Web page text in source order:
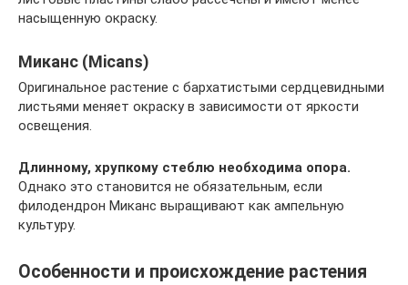
насыщенную окраску.
Миканс (Micans)
Оригинальное растение с бархатистыми сердцевидными
листьями меняет окраску в зависимости от яркости
освещения.
Длинному, хрупкому стеблю необходима опора.
Однако это становится не обязательным, если
филодендрон Миканс выращивают как ампельную
культуру.
Особенности и происхождение растения